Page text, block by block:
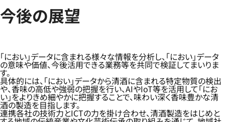
今後の展望
「におい」データに含まれる様々な情報を分析し、「におい」データ
の意味や価値、今後活用できる業務等を共同で検証してまいりま
す。
具体的には、「におい」データから清酒に含まれる特定物質の検出
や、香味の高低や強弱の把握を行い、AIやIoT等を活用して「にお
い」をよりきめ細やかに把握することで、味わい深く香味豊かな清
酒の製造を目指します。
連携各社の技術力とICTの力を掛け合わせ、清酒製造をはじめと